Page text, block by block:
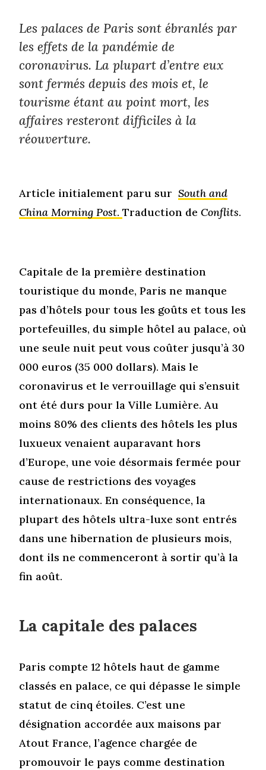
Les palaces de Paris sont ébranlés par
les effets de la pandémie de
coronavirus. La plupart d’entre eux
sont fermés depuis des mois et, le
tourisme étant au point mort, les
affaires resteront difficiles à la
réouverture.
Article initialement paru surSouth and
China Morning Post.Traduction deConflits.
Capitale de la première destination
touristique du monde, Paris ne manque
pas d’hôtels pour tous les goûts et tous les
portefeuilles, du simple hôtel au palace, où
une seule nuit peut vous coûter jusqu’à 30
000 euros (35 000 dollars). Mais le
coronavirus et le verrouillage qui s’ensuit
ont été durs pour la Ville Lumière. Au
moins 80% des clients des hôtels les plus
luxueux venaient auparavant hors
d’Europe, une voie désormais fermée pour
cause de restrictions des voyages
internationaux. En conséquence, la
plupart des hôtels ultra-luxe sont entrés
dans une hibernation de plusieurs mois,
dont ils ne commenceront à sortir qu’à la
fin août.
La capitale des palaces
Paris compte 12 hôtels haut de gamme
classés en palace, ce qui dépasse le simple
statut de cinq étoiles. C’est une
désignation accordée aux maisons par
Atout France, l’agence chargée de
promouvoir le pays comme destination